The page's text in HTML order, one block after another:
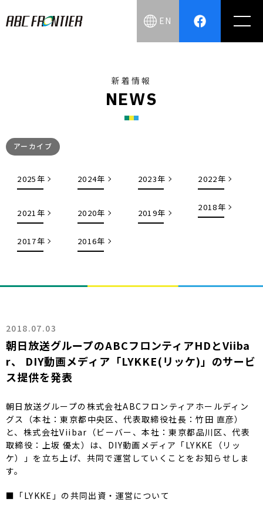
EN
新着情報
NEWS
アーカイブ
2025年 2024年 2023年 2022年
2021年 2020年 2019年
2018年
2017年 2016年
2018.07.03
朝日放送グループのABCフロンティアHDとViiba
r、 DIY動画メディア「LYKKE(リッケ)」のサービ
ス提供を発表
朝日放送グループの株式会社ABCフロンティアホールディン
グス（本社：東京都中央区、代表取締役社長：竹田 直彦）
と、株式会社Viibar（ビーバー、本社：東京都品川区、代表
取締役：上坂 優太）は、DIY動画メディア「LYKKE（リッ
ケ）」を立ち上げ、共同で運営していくことをお知らせしま
す。
■「LYKKE」の共同出資・運営について